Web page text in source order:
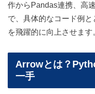
作からPandas連携、高
で、具体的なコード例
を飛躍的に向上させます
Arrowとは？
一手